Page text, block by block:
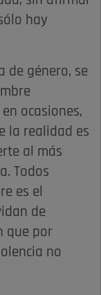
hay
de género, se
ocasiones,
la realidad es
al más
Todos
es el
de
que por
no